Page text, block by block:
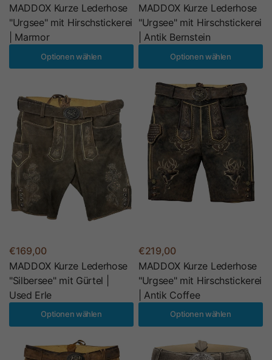
MADDOX Kurze Lederhose
"Urgsee" mit Hirschstickerei
| Marmor
Optionen wählen
MADDOX Kurze Lederhose
"Urgsee" mit Hirschstickerei
| Antik Bernstein
Optionen wählen
€169,00
MADDOX Kurze Lederhose
"Silbersee" mit Gürtel |
Used Erle
Optionen wählen
€219,00
MADDOX Kurze Lederhose
"Urgsee" mit Hirschstickerei
| Antik Coffee
Optionen wählen